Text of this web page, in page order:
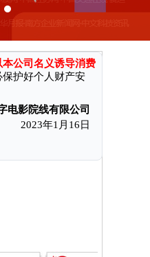
产损失。现本公司特向
本公司名义诱导消费
护好个人财产安
2023年1月16日